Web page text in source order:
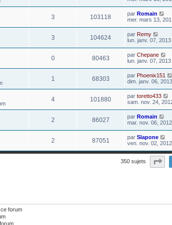
3 103118 par Romain
mer. mars 13,
3 104624 par Remy
lun. janv. 07,
0 80463 par Chepane
lun. janv. 07,
1 68303 par Phoenix151
dim. janv. 06,
4 101880 par toretto433
sam. nov. 24,
2 86027 par Romain
mar. nov. 06,
2 87051 par Slapone
ven. nov. 02,
350 sujets
forum